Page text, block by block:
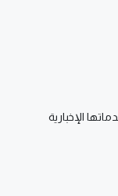
الإخبارية